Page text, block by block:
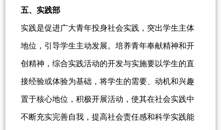
五、实践部
实践是促进广大青年投身社会实践，突出学生主体
地位，引导学生主动发展。培养青年奉献精神和开
创精神，综合实践活动的开发与实施要以学生的直
接经验或体验为基础，将学生的需要、动机和兴趣
置于核心地位，积极开展活动，使其在社会实践中
不断充实完善自我，提高社会责任感和科学实践能